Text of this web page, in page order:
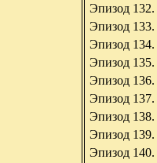
Эпизод 132.
Эпизод 133.
Эпизод 134.
Эпизод 135.
Эпизод 136.
Эпизод 137.
Эпизод 138.
Эпизод 139.
Эпизод 140.